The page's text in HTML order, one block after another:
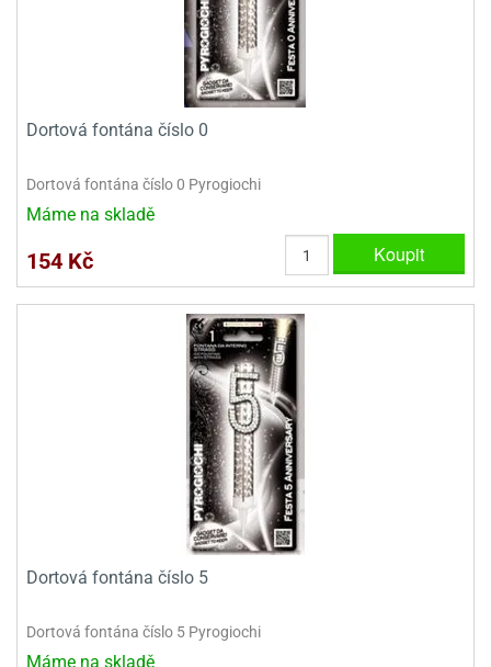
Dortová fontána číslo 0
Dortová fontána číslo 0 Pyrogiochi
Máme na skladě
154 Kč Koupit
Dortová fontána číslo 5
Dortová fontána číslo 5 Pyrogiochi
Máme na skladě